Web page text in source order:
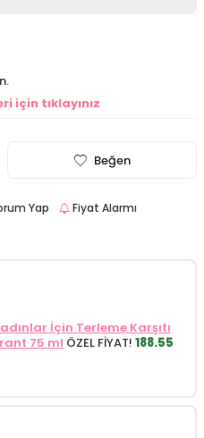
için tıklayınız
Beğen
Yap Fiyat Alarmı
İçin Terleme Karşıtı
75 ml ÖZEL FİYAT! 188.55